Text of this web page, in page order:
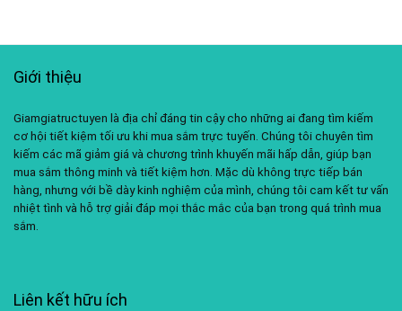
Giới thiệu
Giamgiatructuyen là địa chỉ đáng tin cậy cho những ai đang tìm kiếm
cơ hội tiết kiệm tối ưu khi mua sắm trực tuyến. Chúng tôi chuyên tìm
kiếm các mã giảm giá và chương trình khuyến mãi hấp dẫn, giúp bạn
mua sắm thông minh và tiết kiệm hơn. Mặc dù không trực tiếp bán
hàng, nhưng với bề dày kinh nghiệm của mình, chúng tôi cam kết tư vấn
nhiệt tình và hỗ trợ giải đáp mọi thắc mắc của bạn trong quá trình mua
sắm.
Liên kết hữu ích